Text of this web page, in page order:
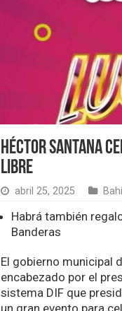
Héctor Santana
libre
abril 25, 2025
Habrá también
Banderas
El gobierno municipal
encabezado por el
sistema DIF que
un gran evento para